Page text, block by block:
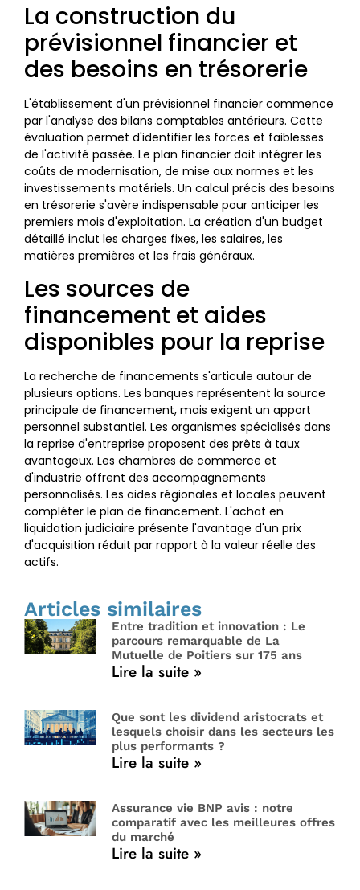
La construction du
prévisionnel financier et
des besoins en trésorerie
L'établissement d'un prévisionnel financier commence
par l'analyse des bilans comptables antérieurs. Cette
évaluation permet d'identifier les forces et faiblesses
de l'activité passée. Le plan financier doit intégrer les
coûts de modernisation, de mise aux normes et les
investissements matériels. Un calcul précis des besoins
en trésorerie s'avère indispensable pour anticiper les
premiers mois d'exploitation. La création d'un budget
détaillé inclut les charges fixes, les salaires, les
matières premières et les frais généraux.
Les sources de
financement et aides
disponibles pour la reprise
La recherche de financements s'articule autour de
plusieurs options. Les banques représentent la source
principale de financement, mais exigent un apport
personnel substantiel. Les organismes spécialisés dans
la reprise d'entreprise proposent des prêts à taux
avantageux. Les chambres de commerce et
d'industrie offrent des accompagnements
personnalisés. Les aides régionales et locales peuvent
compléter le plan de financement. L'achat en
liquidation judiciaire présente l'avantage d'un prix
d'acquisition réduit par rapport à la valeur réelle des
actifs.
Articles similaires
Entre tradition et innovation : Le
parcours remarquable de La
Mutuelle de Poitiers sur 175 ans
Lire la suite »
Que sont les dividend aristocrats et
lesquels choisir dans les secteurs les
plus performants ?
Lire la suite »
Assurance vie BNP avis : notre
comparatif avec les meilleures offres
du marché
Lire la suite »